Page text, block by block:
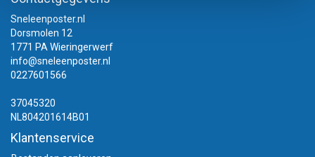
Sneleenposter.nl
Dorsmolen 12
1771 PA Wieringerwerf
info@sneleenposter.nl
0227601566
37045320
NL804201614B01
Klantenservice